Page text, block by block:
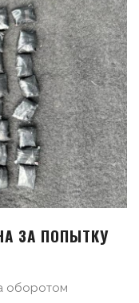
ЗА ПОПЫТКУ
оборотом